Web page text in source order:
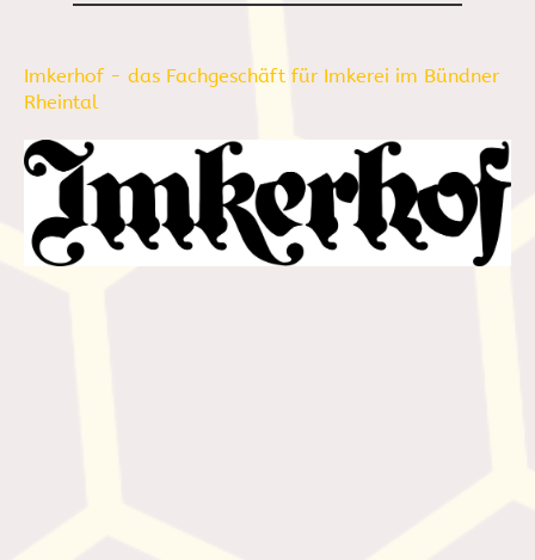
Imkerhof - das Fachgeschäft für Imkerei im Bündner
Rheintal